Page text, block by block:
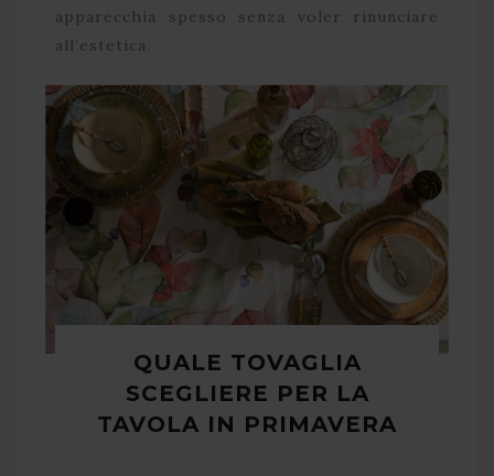
apparecchia spesso senza voler rinunciare
all’estetica.
QUALE TOVAGLIA
SCEGLIERE PER LA
TAVOLA IN PRIMAVERA